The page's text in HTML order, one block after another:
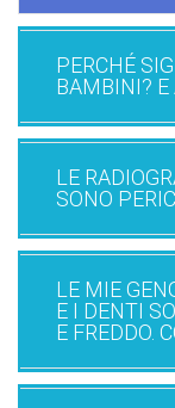
PERCHÉ
BAMBINI? E
LE
SONO
LE MIE
E I DENTI
E FREDDO.